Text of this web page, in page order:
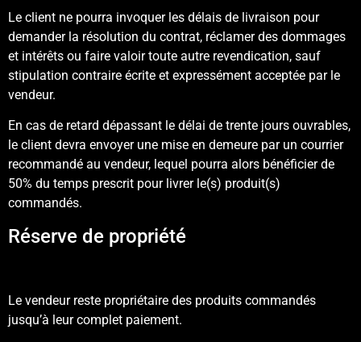
Le client ne pourra invoquer les délais de livraison pour
demander la résolution du contrat, réclamer des dommages
et intérêts ou faire valoir toute autre revendication, sauf
stipulation contraire écrite et expressément acceptée par le
vendeur.
En cas de retard dépassant le délai de trente jours ouvrables,
le client devra envoyer une mise en demeure par un courrier
recommandé au vendeur, lequel pourra alors bénéficier de
50% du temps prescrit pour livrer le(s) produit(s)
commandés.
Réserve de propriété
Le vendeur reste propriétaire des produits commandés
jusqu’à leur complet paiement.